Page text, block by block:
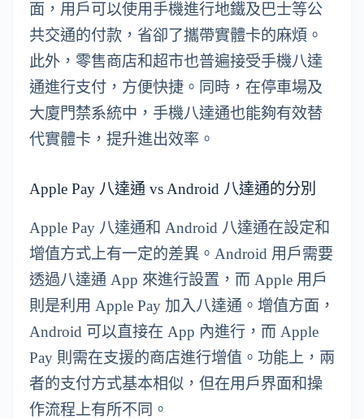
面，用戶可以使用手機進行地鐵及巴士等公
共交通的付款，省卻了攜帶實體卡的麻煩。
此外，零售商店和超市也普遍接受手機八達
通進行支付，方便快捷。同時，在停車場及
大廈門禁系統中，手機八達通也能夠有效替
代實體卡，提升進出效率。
Apple Pay 八達通 vs Android 八達通的分別
Apple Pay 八達通和 Android 八達通在設定和
增值方式上有一定的差異。Android 用戶需要
透過八達通 App 來進行設置，而 Apple 用戶
則是利用 Apple Pay 加入八達通。增值方面，
Android 可以直接在 App 內進行，而 Apple
Pay 則需在支援的商店進行增值。功能上，兩
者的支付方式基本相似，但在用戶界面和操
作流程上有所不同。